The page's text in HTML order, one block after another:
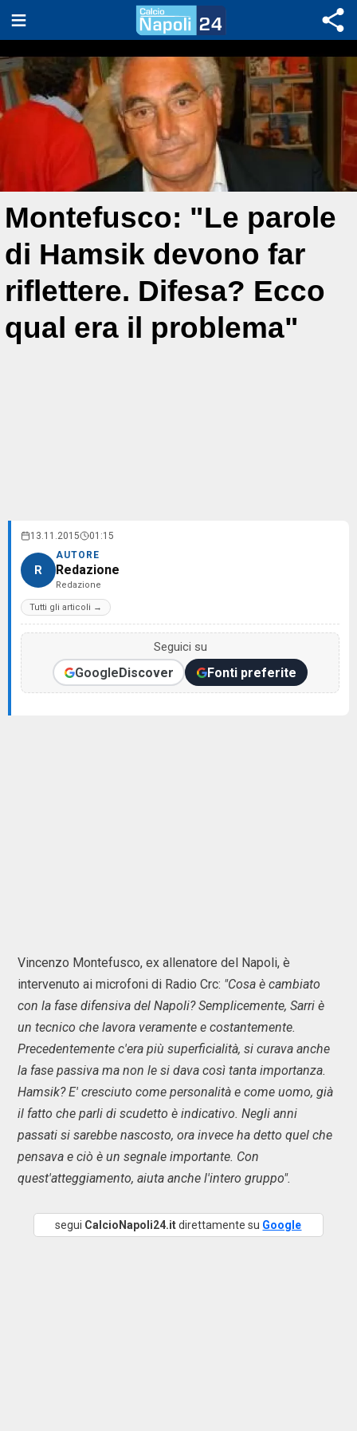
Montefusco: "Le parole
di Hamsik devono far
riflettere. Difesa? Ecco
qual era il problema"
13.11.2015 01:15
R
AUTORE
Redazione
Redazione
Tutti gli articoli →
Seguici su
GoogleDiscover Fonti preferite
Vincenzo Montefusco, ex allenatore del Napoli, è
intervenuto ai microfoni di Radio Crc: "Cosa è cambiato
con la fase difensiva del Napoli? Semplicemente, Sarri è
un tecnico che lavora veramente e costantemente.
Precedentemente c'era più superficialità, si curava anche
la fase passiva ma non le si dava così tanta importanza.
Hamsik? E' cresciuto come personalità e come uomo, già
il fatto che parli di scudetto è indicativo. Negli anni
passati si sarebbe nascosto, ora invece ha detto quel che
pensava e ciò è un segnale importante. Con
quest'atteggiamento, aiuta anche l'intero gruppo".
segui CalcioNapoli24.itdirettamente su Google